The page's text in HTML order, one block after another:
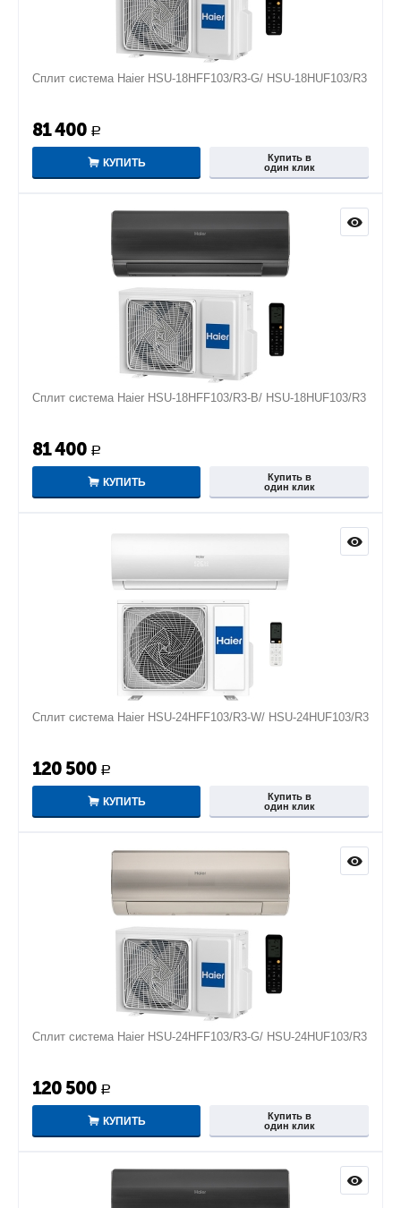
Сплит система Haier HSU-18HFF103/R3-G/ HSU-18HUF103/R3
81 400 Р
КУПИТЬ
Купить в
один клик
Сплит система Haier HSU-18HFF103/R3-B/ HSU-18HUF103/R3
81 400 Р
КУПИТЬ
Купить в
один клик
Сплит система Haier HSU-24HFF103/R3-W/ HSU-24HUF103/R3
120 500 Р
КУПИТЬ
Купить в
один клик
Сплит система Haier HSU-24HFF103/R3-G/ HSU-24HUF103/R3
120 500 Р
КУПИТЬ
Купить в
один клик